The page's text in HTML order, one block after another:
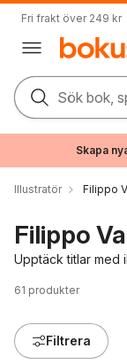
Fri frakt över 249 kr
Sök bok,
Skapa
Illustratör Filippo
Filippo
Upptäck titlar med
61 produkter
Filtrera